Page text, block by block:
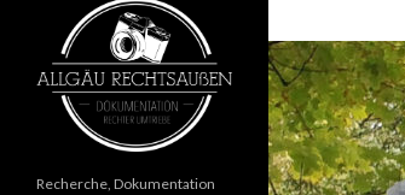
Recherche, Dokumentation